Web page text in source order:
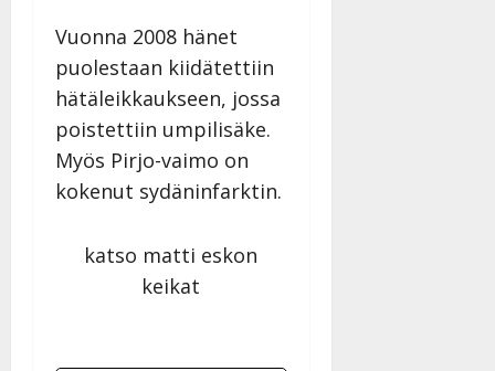
Vuonna 2008 hänet
puolestaan kiidätettiin
hätäleikkaukseen, jossa
poistettiin umpilisäke.
Myös Pirjo-vaimo on
kokenut sydäninfarktin.
katso matti eskon
keikat